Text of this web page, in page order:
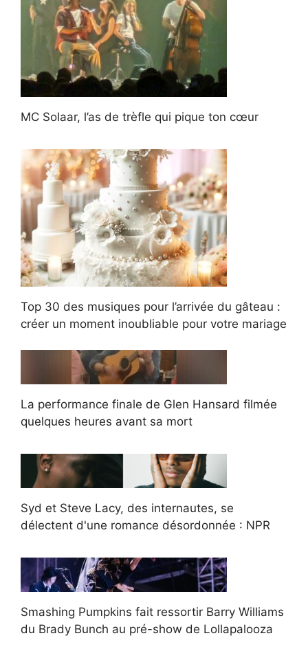
MC Solaar, l’as de trèfle qui pique ton cœur
Top 30 des musiques pour l’arrivée du gâteau :
créer un moment inoubliable pour votre mariage
La performance finale de Glen Hansard filmée
quelques heures avant sa mort
Syd et Steve Lacy, des internautes, se
délectent d'une romance désordonnée : NPR
Smashing Pumpkins fait ressortir Barry Williams
du Brady Bunch au pré-show de Lollapalooza